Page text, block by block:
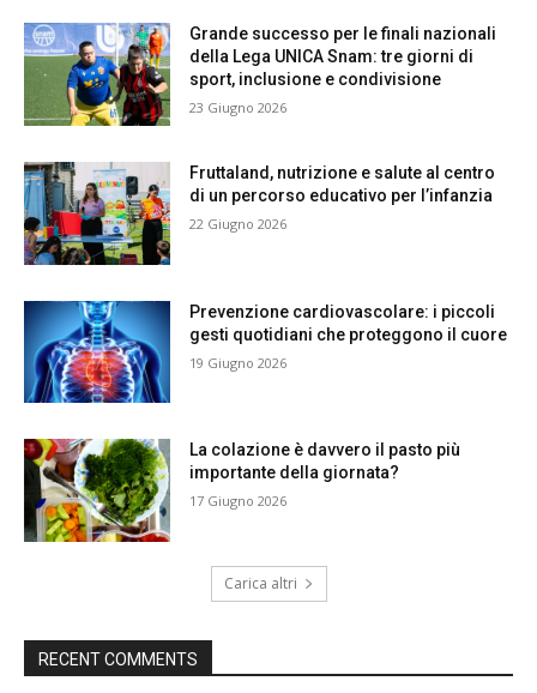
Grande successo per le finali nazionali
della Lega UNICA Snam: tre giorni di
sport, inclusione e condivisione
23 Giugno 2026
Fruttaland, nutrizione e salute al centro
di un percorso educativo per l’infanzia
22 Giugno 2026
Prevenzione cardiovascolare: i piccoli
gesti quotidiani che proteggono il cuore
19 Giugno 2026
La colazione è davvero il pasto più
importante della giornata?
17 Giugno 2026
Carica altri
RECENT COMMENTS